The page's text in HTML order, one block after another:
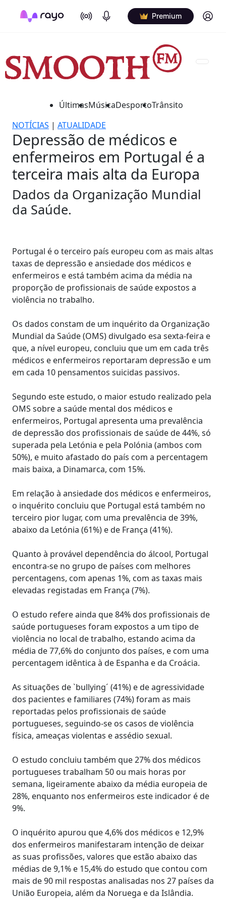
On Air Podcasts Premium Log in
ÚltimasMúsicaDesportoTrânsito
NOTÍCIAS | ATUALIDADE
Depressão de médicos e
enfermeiros em Portugal é a
terceira mais alta da Europa
Dados da Organização Mundial
da Saúde.
Portugal é o terceiro país europeu com as mais altas
taxas de depressão e ansiedade dos médicos e
enfermeiros e está também acima da média na
proporção de profissionais de saúde expostos a
violência no trabalho.
Os dados constam de um inquérito da Organização
Mundial da Saúde (OMS) divulgado esa sexta-feira e
que, a nível europeu, concluiu que um em cada três
médicos e enfermeiros reportaram depressão e um
em cada 10 pensamentos suicidas passivos.
Segundo este estudo, o maior estudo realizado pela
OMS sobre a saúde mental dos médicos e
enfermeiros, Portugal apresenta uma prevalência
de depressão dos profissionais de saúde de 44%, só
superada pela Letónia e pela Polónia (ambos com
50%), e muito afastado do país com a percentagem
mais baixa, a Dinamarca, com 15%.
Em relação à ansiedade dos médicos e enfermeiros,
o inquérito concluiu que Portugal está também no
terceiro pior lugar, com uma prevalência de 39%,
abaixo da Letónia (61%) e de França (41%).
Quanto à provável dependência do álcool, Portugal
encontra-se no grupo de países com melhores
percentagens, com apenas 1%, com as taxas mais
elevadas registadas em França (7%).
O estudo refere ainda que 84% dos profissionais de
saúde portugueses foram expostos a um tipo de
violência no local de trabalho, estando acima da
média de 77,6% do conjunto dos países, e com uma
percentagem idêntica à de Espanha e da Croácia.
As situações de `bullying´ (41%) e de agressividade
dos pacientes e familiares (74%) foram as mais
reportadas pelos profissionais de saúde
portugueses, seguindo-se os casos de violência
física, ameaças violentas e assédio sexual.
O estudo concluiu também que 27% dos médicos
portugueses trabalham 50 ou mais horas por
semana, ligeiramente abaixo da média europeia de
28%, enquanto nos enfermeiros este indicador é de
9%.
O inquérito apurou que 4,6% dos médicos e 12,9%
dos enfermeiros manifestaram intenção de deixar
as suas profissões, valores que estão abaixo das
médias de 9,1% e 15,4% do estudo que contou com
mais de 90 mil respostas analisadas nos 27 países da
União Europeia, além da Noruega e da Islândia.